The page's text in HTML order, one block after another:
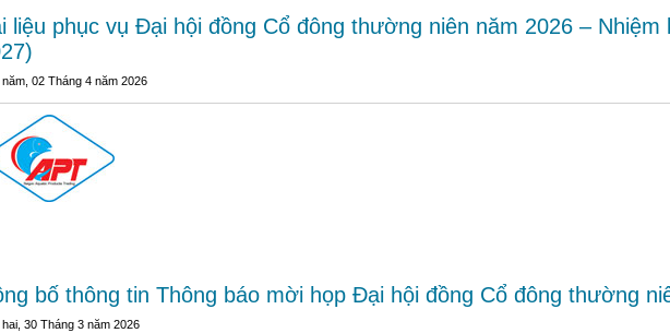
liệu phục vụ Đại hội đồng Cổ đông thường niên năm 2026 – Nhiệm
02 Tháng 4 năm 2026
bố thông tin Thông báo mời họp Đại hội đồng Cổ đông thường
30 Tháng 3 năm 2026